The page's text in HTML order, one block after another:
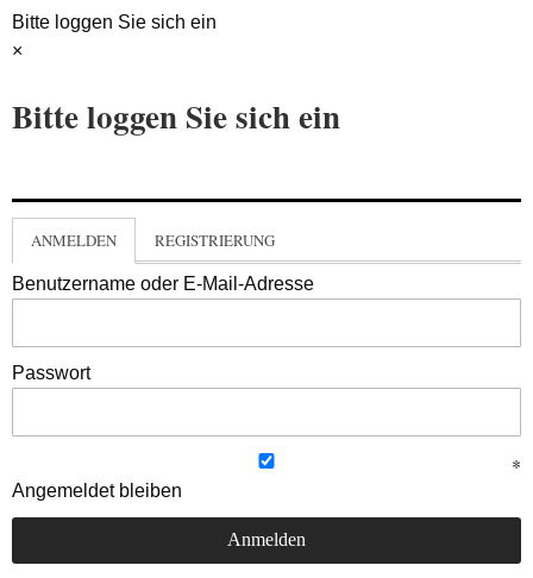
Bitte loggen Sie sich ein
×
Bitte loggen Sie sich ein
ANMELDEN REGISTRIERUNG
Benutzername oder E-Mail-Adresse
Passwort
Angemeldet bleiben